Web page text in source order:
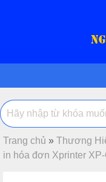
Trang chủ » Thương
in hóa đơn Xprinter